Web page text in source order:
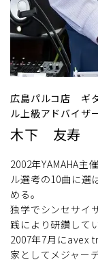
広島パルコ店 ギ
ル上級アドバイザ
木下 友寿
2002年YAMAHA
ル選考の10曲に選
める。
独学でシンセサイ
践により研鑽してい
2007年7月にavex
家としてメジャー